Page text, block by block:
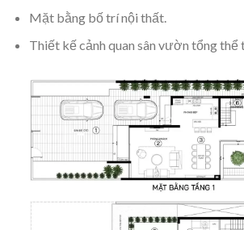
Mặt bằng bố trí nội thất.
Thiết kế cảnh quan sân vườn tổng thể